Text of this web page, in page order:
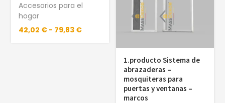
Accesorios para el
hogar
42,02 € - 79,83 €
1.producto Sistema de
abrazaderas –
mosquiteras para
puertas y ventanas –
marcos